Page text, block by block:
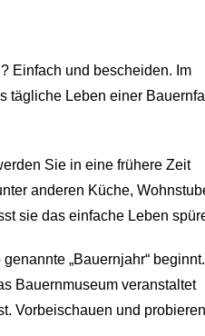
Einfach und bescheiden. Im
tägliche Leben einer
Sie in eine frühere Zeit
anderen Küche,
sie das einfache Leben
„Bauernjahr“
Bauernmuseum veranstaltet
Vorbeischauen und